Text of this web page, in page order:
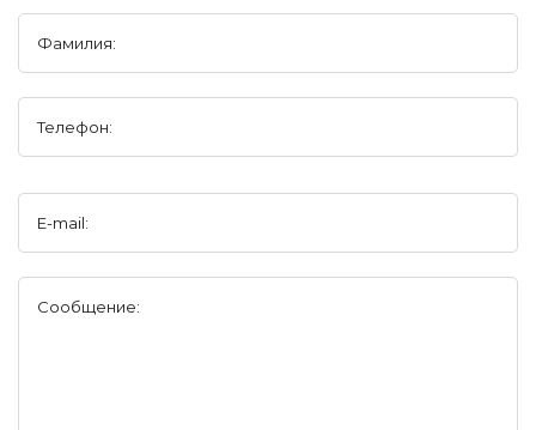
Фамилия:
Телефон:
E-mail:
Сообщение: